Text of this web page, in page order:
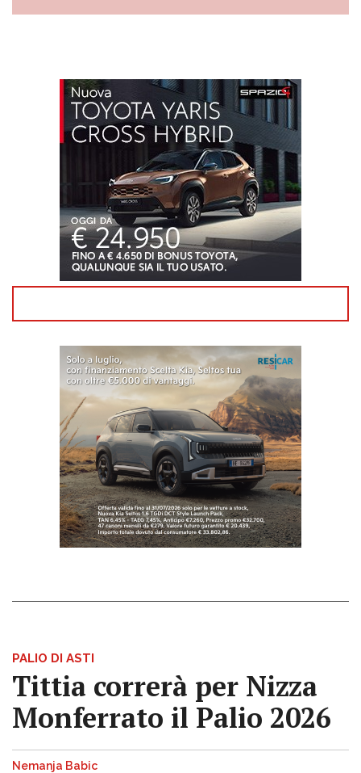
PALIO DI ASTI
Tittia correrà per Nizza
Monferrato il Palio 2026
Nemanja Babic